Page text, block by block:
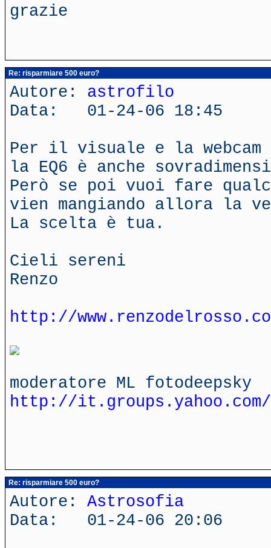
grazie
Re: risparmiare 500 euro?
Autore: astrofilo
Data: 01-24-06 18:45
Per il visuale e la webcam
la EQ6 è anche
Però se poi vuoi fare
vien mangiando allora la
La scelta è tua.
Cieli sereni
Renzo
http://
moderatore ML fotodeepsky
http://it.groups.yahoo.com/
Re: risparmiare 500 euro?
Autore: Astrosofia
Data: 01-24-06 20:06